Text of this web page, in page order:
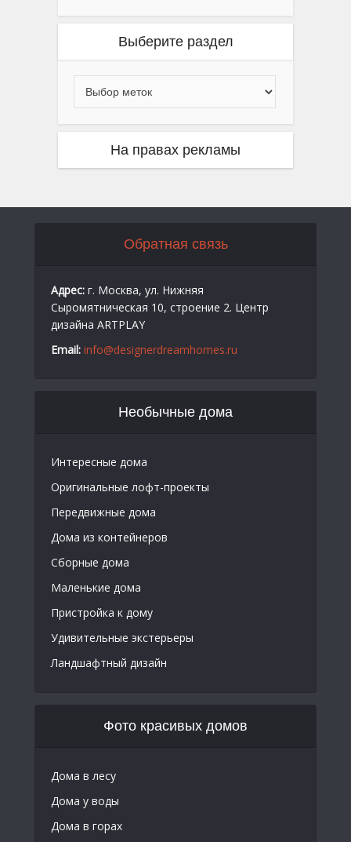
Выберите раздел
На правах рекламы
Обратная связь
Адрес: г. Москва, ул. Нижняя
Сыромятническая 10, строение 2. Центр
дизайна ARTPLAY
Email: info@designerdreamhomes.ru
Необычные дома
Интересные дома
Оригинальные лофт-проекты
Передвижные дома
Дома из контейнеров
Сборные дома
Маленькие дома
Пристройка к дому
Удивительные экстерьеры
Ландшафтный дизайн
Фото красивых домов
Дома в лесу
Дома у воды
Дома в горах